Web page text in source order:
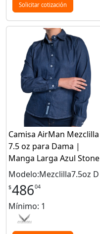
Solicitar cotización
Camisa AirMan Mezclilla
7.5 oz para Dama |
Manga Larga Azul Stone
Modelo:Mezclilla7.5oz D
$48604
Mínimo: 1